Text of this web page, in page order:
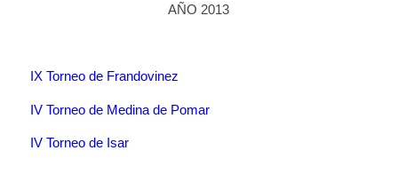
AÑO 2013
IX Torneo de Frandovinez
IV Torneo de Medina de Pomar
IV Torneo de Isar